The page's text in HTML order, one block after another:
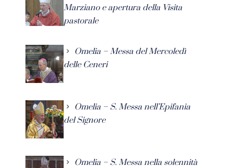
Marziano e apertura della Visita
pastorale
Omelia – Messa del Mercoledì
delle Ceneri
Omelia – S. Messa nell’Epifania
del Signore
Omelia – S. Messa nella solennità